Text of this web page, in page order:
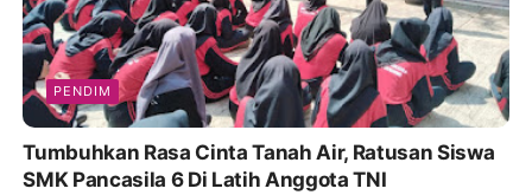
PENDIM
Tumbuhkan Rasa Cinta Tanah Air, Ratusan Siswa
SMK Pancasila 6 Di Latih Anggota TNI